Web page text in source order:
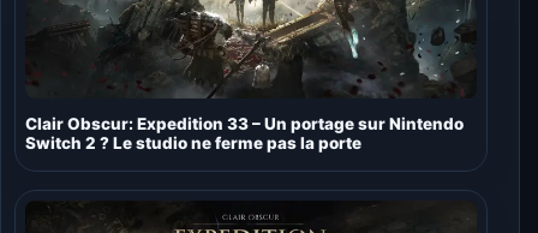
Clair Obscur: Expedition 33 – Un portage sur Nintendo
Switch 2 ? Le studio ne ferme pas la porte